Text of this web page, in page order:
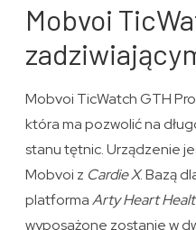
Mobvoi
Mobvoi TicWatch GTH
która ma pozwolić na
stanu tętnic. Urządzenie
Mobvoi z Cardie X. Bazą
platformaArty Heart
wyposażone zostanie w